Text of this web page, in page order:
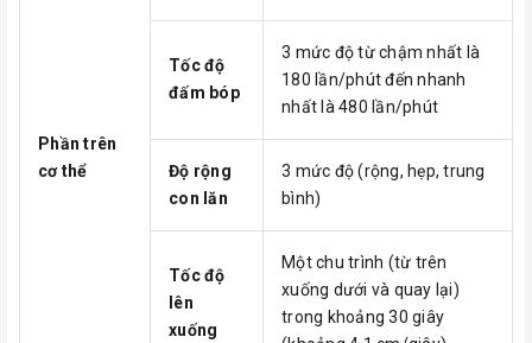
Phần trên
cơ thể
Tốc độ
đấm bóp
3 mức độ từ chậm nhất là
180 lần/phút đến nhanh
nhất là 480 lần/phút
Độ rộng
con lăn
3 mức độ (rộng, hẹp, trung
bình)
Tốc độ
lên
xuống
Một chu trình (từ trên
xuống dưới và quay lại)
trong khoảng 30 giây